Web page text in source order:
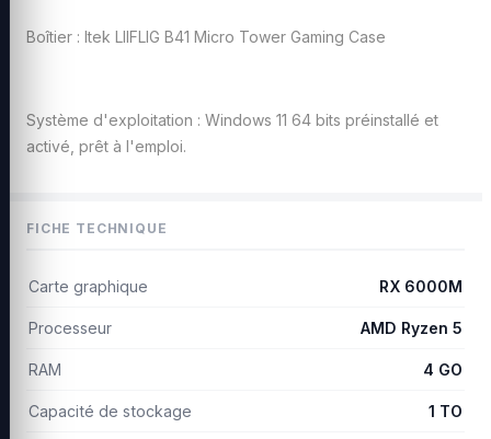
Boîtier : Itek LIIFLIG B41 Micro Tower Gaming Case
Système d'exploitation : Windows 11 64 bits préinstallé et
activé, prêt à l'emploi.
FICHE TECHNIQUE
Carte graphique RX 6000M
Processeur AMD Ryzen 5
RAM 4 GO
Capacité de stockage 1 TO